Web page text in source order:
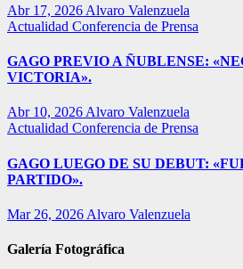
Abr 17, 2026 Alvaro Valenzuela
Actualidad Conferencia de Prensa
GAGO PREVIO A ÑUBLENSE:
VICTORIA».
Abr 10, 2026 Alvaro Valenzuela
Actualidad Conferencia de Prensa
GAGO LUEGO DE SU DEBUT:
PARTIDO».
Mar 26, 2026 Alvaro Valenzuela
Galería Fotográfica